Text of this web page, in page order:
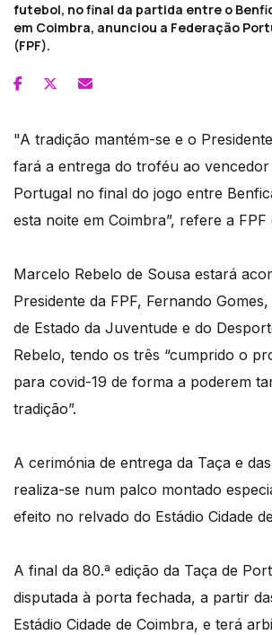
futebol, no final da partida entre o
em Coimbra, anunciou a Federação
(FPF).
"A tradição mantém-se e o
fará a entrega do troféu ao vencedor
Portugal no final do jogo entre
esta noite em Coimbra”, refere a
Marcelo Rebelo de Sousa estará
Presidente da FPF, Fernando
de Estado da Juventude e do
Rebelo, tendo os três “cumprido o
para covid-19 de forma a poderem
tradição”.
A cerimónia de entrega da Taça e
realiza-se num palco montado
efeito no relvado do Estádio Cidade
A final da 80.ª edição da Taça de
disputada à porta fechada, a partir
Estádio Cidade de Coimbra, e terá